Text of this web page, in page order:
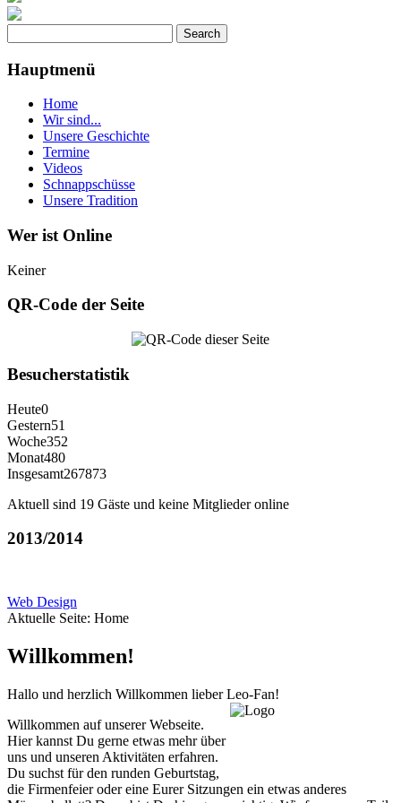
Hauptmenü
Home
Wir sind...
Unsere Geschichte
Termine
Videos
Schnappschüsse
Unsere Tradition
Wer ist Online
Keiner
QR-Code der Seite
Besucherstatistik
Heute0
Gestern51
Woche352
Monat480
Insgesamt267873
Aktuell sind 19 Gäste und keine Mitglieder online
2013/2014
Web Design
Aktuelle Seite: Home
Willkommen!
Hallo und herzlich Willkommen lieber Leo-Fan!
Willkommen auf unserer Webseite.
Hier kannst Du gerne etwas mehr über
uns und unseren Aktivitäten erfahren.
Du suchst für den runden Geburtstag,
die Firmenfeier oder eine Eurer Sitzungen ein etwas anderes